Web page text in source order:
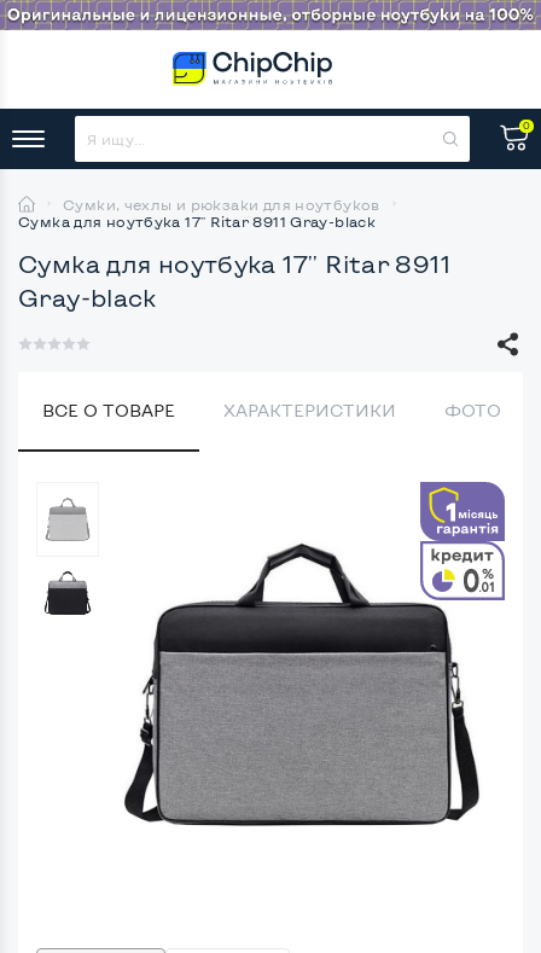
0
Сумки, чехлы и рюкзаки для ноутбуков
Сумка для ноутбука 17'' Ritar 8911 Gray-black
Сумка для ноутбука 17'' Ritar 8911
Gray-black
ВСЕ О ТОВАРЕ ХАРАКТЕРИСТИКИ ФОТО